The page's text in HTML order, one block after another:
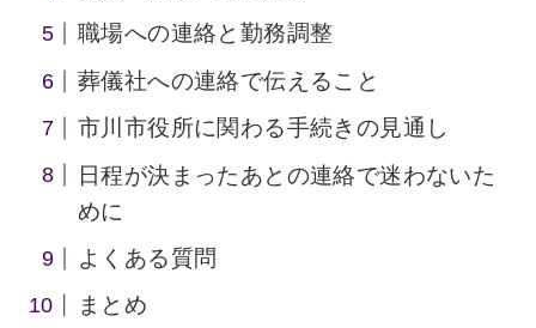
職場への連絡と勤務調整
葬儀社への連絡で伝えること
市川市役所に関わる手続きの見通し
日程が決まったあとの連絡で迷わないた
めに
よくある質問
まとめ